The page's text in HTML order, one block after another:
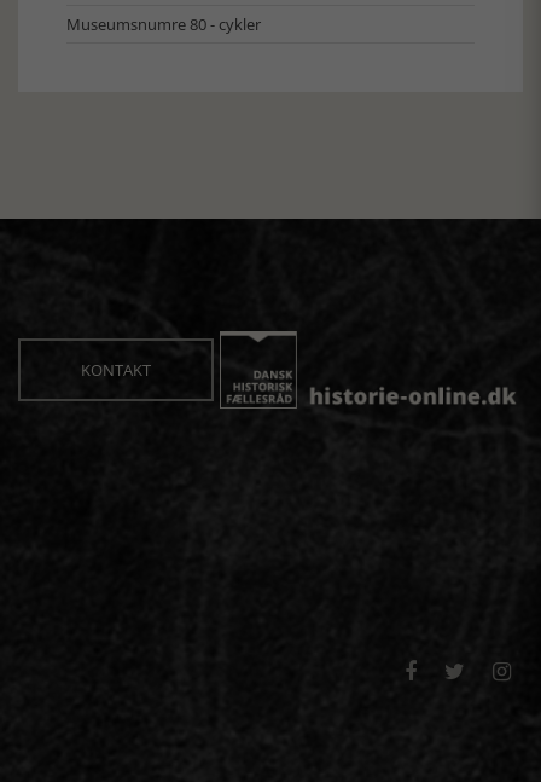
Museumsnumre 80 - cykler
KONTAKT
  